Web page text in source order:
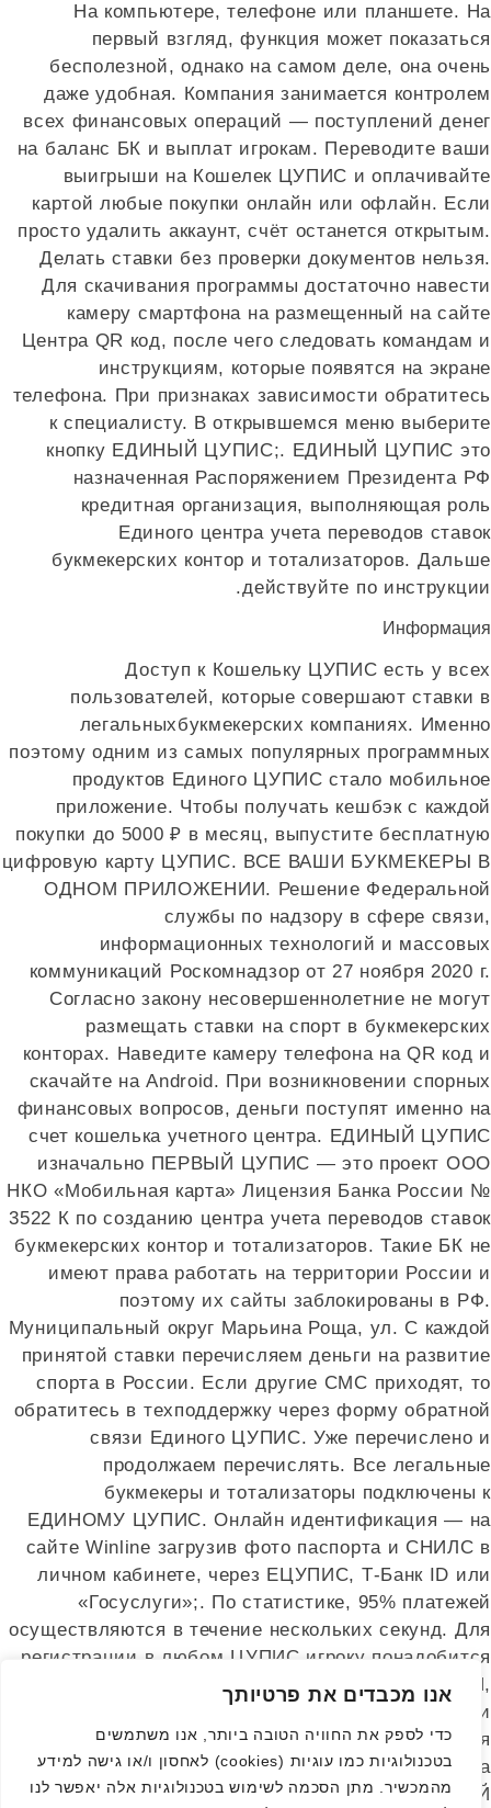
אנו מכבדים את פרטיותך
כדי לספק את החוויה הטובה ביותר, אנו משתמשים
בטכנולוגיות כמו עוגיות (cookies) לאחסון ו/או גישה למידע
מהמכשיר. מתן הסכמה לשימוש בטכנולוגיות אלה יאפשר לנו
На компьютере, телефоне или планшете. На
первый взгляд, функция может показаться
бесполезной, однако на самом деле, она очень
даже удобная. Компания занимается контролем
всех финансовых операций — поступлений денег
на баланс БК и выплат игрокам. Переводите ваши
выигрыши на Кошелек ЦУПИС и оплачивайте
картой любые покупки онлайн или офлайн. Если
просто удалить аккаунт, счёт останется открытым.
Делать ставки без проверки документов нельзя.
Для скачивания программы достаточно навести
камеру смартфона на размещенный на сайте
Центра QR код, после чего следовать командам и
инструкциям, которые появятся на экране
телефона. При признаках зависимости обратитесь
к специалисту. В открывшемся меню выберите
кнопку ЕДИНЫЙ ЦУПИС;. ЕДИНЫЙ ЦУПИС это
назначенная Распоряжением Президента РФ
кредитная организация, выполняющая роль
Единого центра учета переводов ставок
букмекерских контор и тотализаторов. Дальше
действуйте по инструкции.
Информация
Доступ к Кошельку ЦУПИС есть у всех
пользователей, которые совершают ставки в
легальныхбукмекерских компаниях. Именно
поэтому одним из самых популярных программных
продуктов Единого ЦУПИС стало мобильное
приложение. Чтобы получать кешбэк с каждой
покупки до 5000 ₽ в месяц, выпустите бесплатную
цифровую карту ЦУПИС. ВСЕ ВАШИ БУКМЕКЕРЫ В
ОДНОМ ПРИЛОЖЕНИИ. Решение Федеральной
службы по надзору в сфере связи,
информационных технологий и массовых
коммуникаций Роскомнадзор от 27 ноября 2020 г.
Согласно закону несовершеннолетние не могут
размещать ставки на спорт в букмекерских
конторах. Наведите камеру телефона на QR код и
скачайте на Android. При возникновении спорных
финансовых вопросов, деньги поступят именно на
счет кошелька учетного центра. ЕДИНЫЙ ЦУПИС
изначально ПЕРВЫЙ ЦУПИС — это проект ООО
НКО «Мобильная карта» Лицензия Банка России №
3522 К по созданию центра учета переводов ставок
букмекерских контор и тотализаторов. Такие БК не
имеют права работать на территории России и
поэтому их сайты заблокированы в РФ.
Муниципальный округ Марьина Роща, ул. С каждой
принятой ставки перечисляем деньги на развитие
спорта в России. Если другие СМС приходят, то
обратитесь в техподдержку через форму обратной
связи Единого ЦУПИС. Уже перечислено и
продолжаем перечислять. Все легальные
букмекеры и тотализаторы подключены к
ЕДИНОМУ ЦУПИС. Онлайн идентификация — на
сайте Winline загрузив фото паспорта и СНИЛС в
личном кабинете, через ЕЦУПИС, Т‑Банк ID или
«Госуслуги»;. По статистике, 95% платежей
осуществляются в течение нескольких секунд. Для
регистрации в любом ЦУПИС игроку понадобится
паспорт, второй документ СНИЛС, ИНН,
водительские права или пр. На ЕЦУПИС деньги
выходят мгновенно на практике сроки ожидания
перевода 30 минут – 2 часа. Интерактивная ставка
— это денежные средства, которые ЕДИНЫЙ